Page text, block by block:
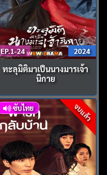
EP.1-24 2024
ทะลุมิติมาเป็นนางมารเจ้า
นิกาย
จบแล้ว
ซับไทย